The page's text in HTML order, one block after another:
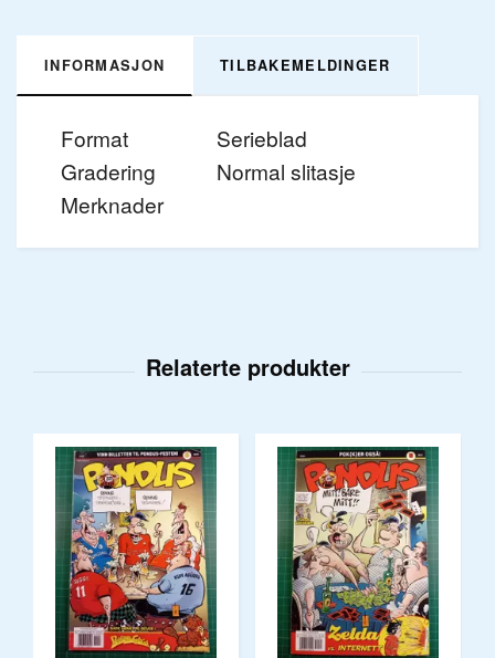
INFORMASJON TILBAKEMELDINGER
Format
Serieblad
Gradering
Normal slitasje
Merknader